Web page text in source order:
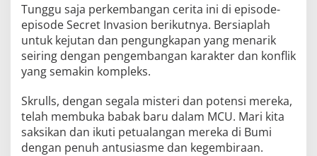
Tunggu saja perkembangan cerita ini di episode-
episode Secret Invasion berikutnya. Bersiaplah
untuk kejutan dan pengungkapan yang menarik
seiring dengan pengembangan karakter dan konflik
yang semakin kompleks.
Skrulls, dengan segala misteri dan potensi mereka,
telah membuka babak baru dalam MCU. Mari kita
saksikan dan ikuti petualangan mereka di Bumi
dengan penuh antusiasme dan kegembiraan.